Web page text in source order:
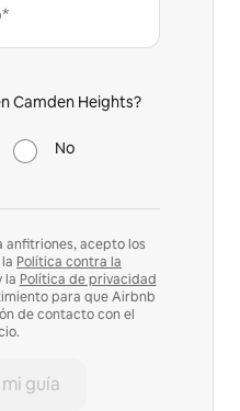
Camden Heights?
No
anfitriones, acepto los
Política contra la
la Política de privacidad
para que Airbnb
de contacto con el
guía